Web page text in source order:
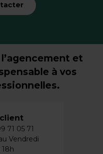
et
à vos
71 05 71
Vendredi